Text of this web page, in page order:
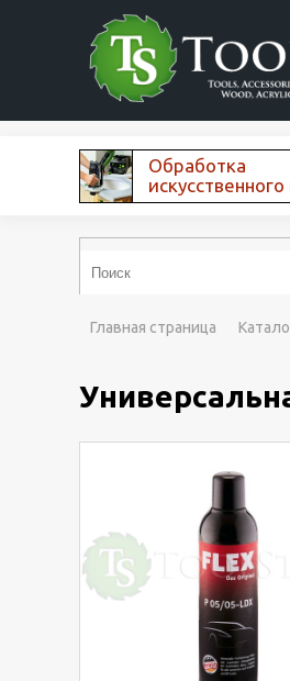
Обработка
Главная страница